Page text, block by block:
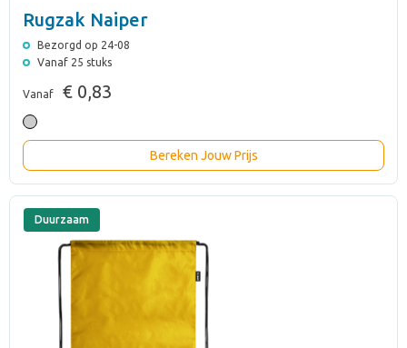
Rugzak Naiper
Bezorgd op 24-08
Vanaf 25 stuks
Vanaf € 0,83
Bereken Jouw Prijs
Duurzaam